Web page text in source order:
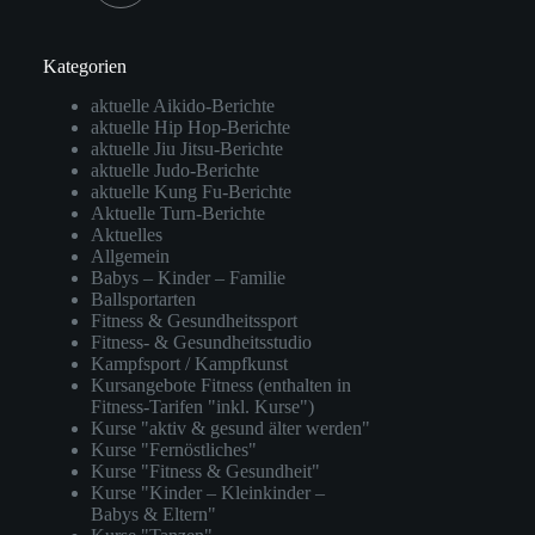
Kategorien
aktuelle Aikido-Berichte
aktuelle Hip Hop-Berichte
aktuelle Jiu Jitsu-Berichte
aktuelle Judo-Berichte
aktuelle Kung Fu-Berichte
Aktuelle Turn-Berichte
Aktuelles
Allgemein
Babys – Kinder – Familie
Ballsportarten
Fitness & Gesundheitssport
Fitness- & Gesundheitsstudio
Kampfsport / Kampfkunst
Kursangebote Fitness (enthalten in
Fitness-Tarifen "inkl. Kurse")
Kurse "aktiv & gesund älter werden"
Kurse "Fernöstliches"
Kurse "Fitness & Gesundheit"
Kurse "Kinder – Kleinkinder –
Babys & Eltern"